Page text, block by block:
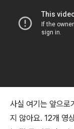
사실 여기는 앞으로
지 않아요. 12개 영